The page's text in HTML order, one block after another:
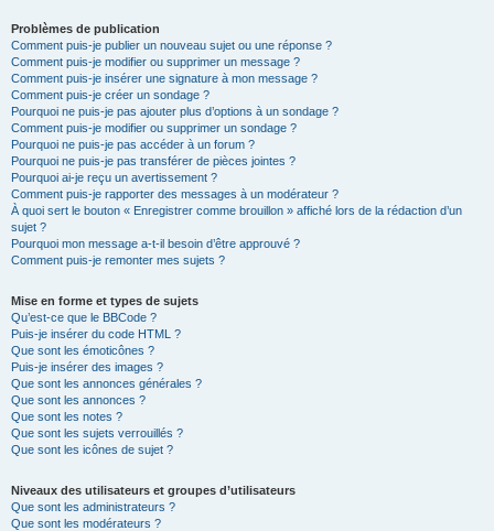
Problèmes de publication
Comment puis-je publier un nouveau sujet ou une réponse ?
Comment puis-je modifier ou supprimer un message ?
Comment puis-je insérer une signature à mon message ?
Comment puis-je créer un sondage ?
Pourquoi ne puis-je pas ajouter plus d’options à un sondage ?
Comment puis-je modifier ou supprimer un sondage ?
Pourquoi ne puis-je pas accéder à un forum ?
Pourquoi ne puis-je pas transférer de pièces jointes ?
Pourquoi ai-je reçu un avertissement ?
Comment puis-je rapporter des messages à un modérateur ?
À quoi sert le bouton « Enregistrer comme brouillon » affiché lors de la rédaction d’un
sujet ?
Pourquoi mon message a-t-il besoin d’être approuvé ?
Comment puis-je remonter mes sujets ?
Mise en forme et types de sujets
Qu’est-ce que le BBCode ?
Puis-je insérer du code HTML ?
Que sont les émoticônes ?
Puis-je insérer des images ?
Que sont les annonces générales ?
Que sont les annonces ?
Que sont les notes ?
Que sont les sujets verrouillés ?
Que sont les icônes de sujet ?
Niveaux des utilisateurs et groupes d’utilisateurs
Que sont les administrateurs ?
Que sont les modérateurs ?